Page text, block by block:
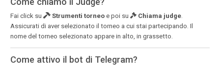
Fai click su Strumenti torneoe poi su Chiama judge
Assicurati di aver selezionato il torneo a cui stai partecipando. Il
nome del torneo selezionato appare in alto, in grassetto.
Come attivo il bot di Telegram?